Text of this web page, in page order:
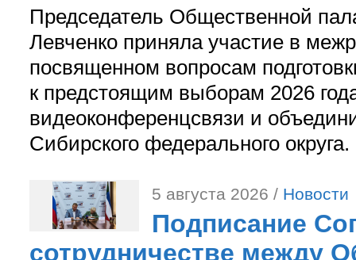
Председатель Общественной
Левченко приняла участие в
посвященном вопросам
к предстоящим выборам 2026
видеоконференцсвязи и
Сибирского федерального округа.
5 августа 2026 / Новости
Подписание
сотрудничестве между